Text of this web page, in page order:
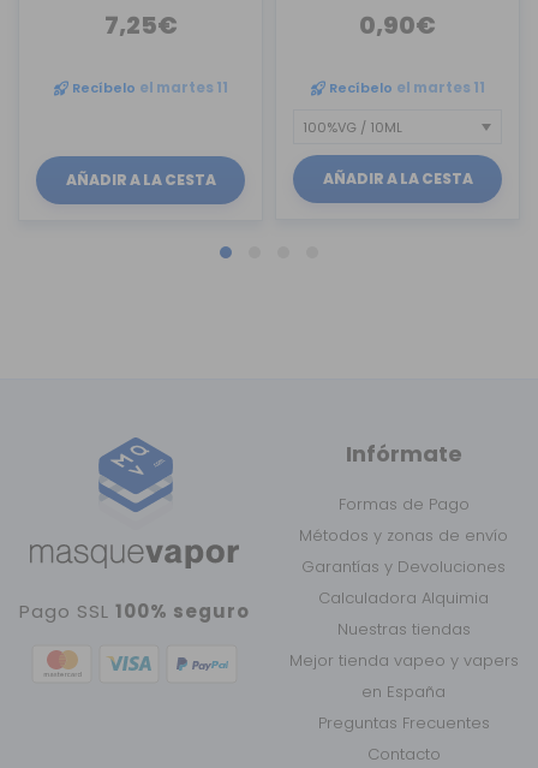
7,25€
Recíbelo el martes 11
AÑADIR A LA CESTA
0,90€
Recíbelo el martes 11
AÑADIR A LA CESTA
Pago SSL100% seguro
Infórmate
Formas de Pago
Métodos y zonas de envío
Garantías y Devoluciones
Calculadora Alquimia
Nuestras tiendas
Mejor tienda vapeo y vapers
en España
Preguntas Frecuentes
Contacto